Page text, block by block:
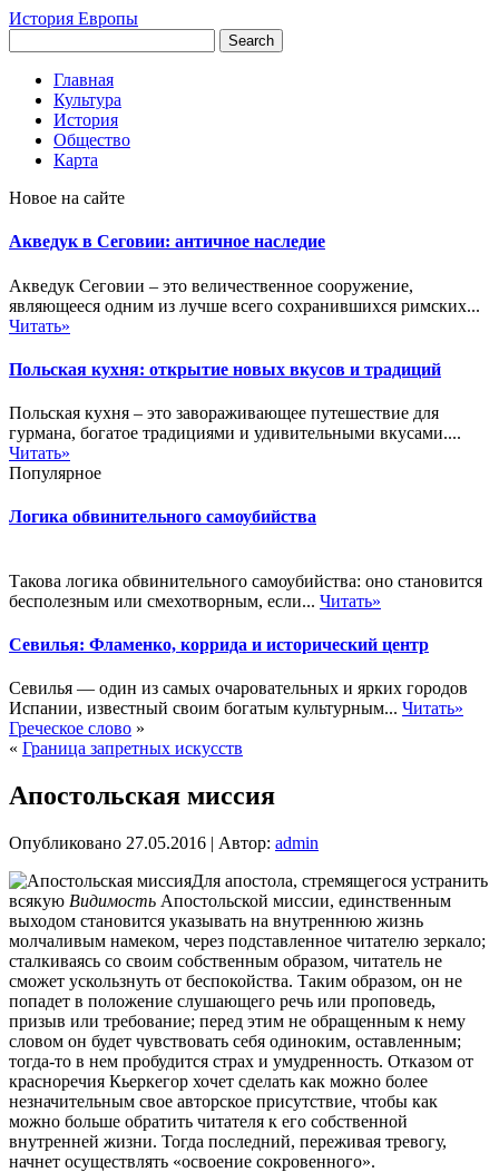
История Европы
Главная
Культура
История
Общество
Карта
Новое на сайте
Акведук в Сеговии: античное наследие
Акведук Сеговии – это величественное сооружение,
являющееся одним из лучше всего сохранившихся римских...
Читать»
Польская кухня: открытие новых вкусов и традиций
Польская кухня – это завораживающее путешествие для
гурмана, богатое традициями и удивительными вкусами....
Читать»
Популярное
Логика обвинительного самоубийства
Такова логика обвинительного самоубийства: оно становится
бесполезным или смехотворным, если... Читать»
Севилья: Фламенко, коррида и исторический центр
Севилья — один из самых очаровательных и ярких городов
Испании, известный своим богатым культурным... Читать»
Греческое слово »
« Граница запретных искусств
Апостольская миссия
Опубликовано 27.05.2016 | Автор: admin
Для апостола, стремящегося устранить
всякую Видимость Апостольской миссии, единственным
выходом становится указывать на внутреннюю жизнь
молчаливым намеком, через подставленное читателю зеркало;
сталкиваясь со своим собственным образом, читатель не
сможет ускользнуть от беспокойства. Таким образом, он не
попадет в положение слушающего речь или проповедь,
призыв или требование; перед этим не обращенным к нему
словом он будет чувствовать себя одиноким, оставленным;
тогда-то в нем пробудится страх и умудренность. Отказом от
красноречия Кьеркегор хочет сделать как можно более
незначительным свое авторское присутствие, чтобы как
можно больше обратить читателя к его собственной
внутренней жизни. Тогда последний, переживая тревогу,
начнет осуществлять «освоение сокровенного».